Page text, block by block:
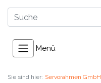
Menü
Sie sind hier: Servorahmen GmbH